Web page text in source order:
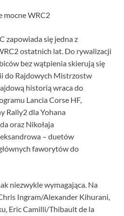
mocne WRC2
zapowiada się jedna z
ostatnich lat. Do rywalizacji
bez wątpienia skierują się
do Rajdowych Mistrzostw
historią wraca do
Lancia Corse HF,
Rally2 dla Yohana
oraz Nikołaja
– duetów
faworytów do
niezwykle wymagająca. Na
Ingram/Alexander Kihurani,
Eric Camilli/Thibault de la